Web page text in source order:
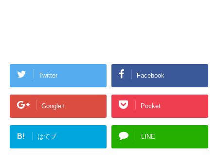
Twitter Facebook
Google+ Pocket
B! はてブ LINE